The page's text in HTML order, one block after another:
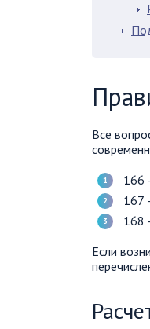
Все
166
167
168
Если